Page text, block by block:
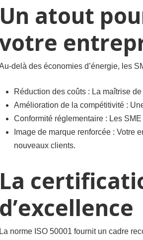
Un atout
delà des économies d’énergie, les
Réduction des coûts : La maîtrise
Amélioration de la compétitivité :
Conformité réglementaire : Les
Image de marque renforcée : Votre
nouveaux clients.
La
d’excellence
La norme ISO 50001 fournit un cadre